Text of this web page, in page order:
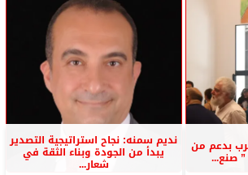
بدعم من
صنع...
نديم سمنه: نجاح استراتيجية التصدير
يبدأ من الجودة وبناء الثقة في
شعار...